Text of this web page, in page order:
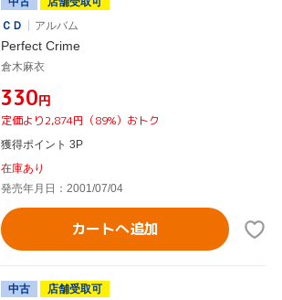
ＣＤ
アルバム
Perfect Crime
倉木麻衣
¥330円
定価より2,874円（89%）おトク
獲得ポイント 3P
在庫あり
発売年月日：2001/07/04
カートへ追加
中古
店舗受取可